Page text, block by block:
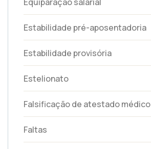
Estabilidade pré-aposentadoria
Estabilidade provisória
Estelionato
Falsificação de atestado médico
Faltas